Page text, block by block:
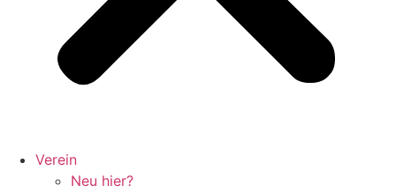
Verein
Neu hier?